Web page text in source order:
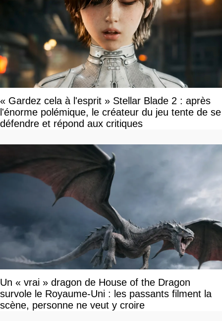
« Gardez cela à l'esprit » Stellar Blade 2 : après
l'énorme polémique, le créateur du jeu tente de se
défendre et répond aux critiques
Un « vrai » dragon de House of the Dragon
survole le Royaume-Uni : les passants filment la
scène, personne ne veut y croire